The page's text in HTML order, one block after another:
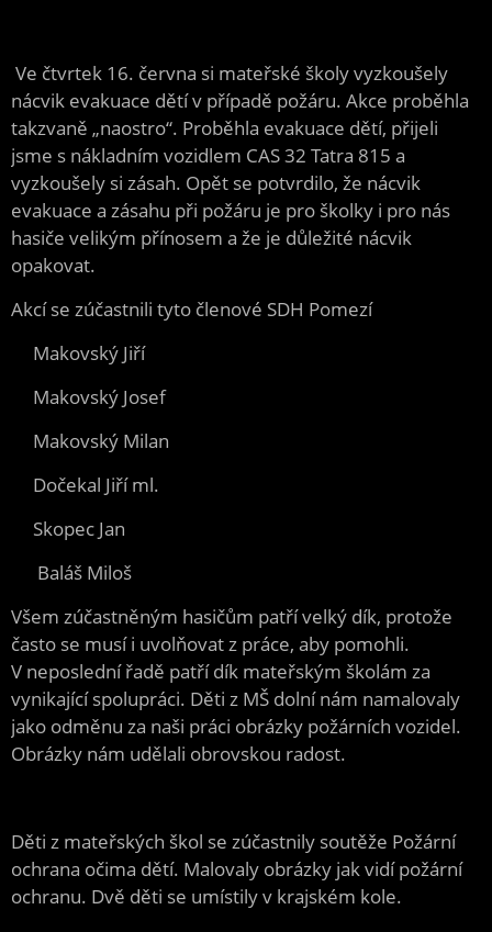
Ve čtvrtek 16. června si mateřské školy vyzkoušely
nácvik evakuace dětí v případě požáru. Akce proběhla
takzvaně „naostro“. Proběhla evakuace dětí, přijeli
jsme s nákladním vozidlem CAS 32 Tatra 815 a
vyzkoušely si zásah. Opět se potvrdilo, že nácvik
evakuace a zásahu při požáru je pro školky i pro nás
hasiče velikým přínosem a že je důležité nácvik
opakovat.
Akcí se zúčastnili tyto členové SDH Pomezí
Makovský Jiří
Makovský Josef
Makovský Milan
Dočekal Jiří ml.
Skopec Jan
Baláš Miloš
Všem zúčastněným hasičům patří velký dík, protože
často se musí i uvolňovat z práce, aby pomohli.
V neposlední řadě patří dík mateřským školám za
vynikající spolupráci. Děti z MŠ dolní nám namalovaly
jako odměnu za naši práci obrázky požárních vozidel.
Obrázky nám udělali obrovskou radost.
Děti z mateřských škol se zúčastnily soutěže Požární
ochrana očima dětí. Malovaly obrázky jak vidí požární
ochranu. Dvě děti se umístily v krajském kole.